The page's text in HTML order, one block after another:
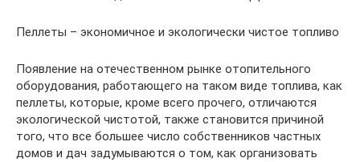
Пеллеты – экономичное и экологически чистое топливо
Появление на отечественном рынке отопительного
оборудования, работающего на таком виде топлива, как
пеллеты, которые, кроме всего прочего, отличаются
экологической чистотой, также становится причиной
того, что все большее число собственников частных
домов и дач задумываются о том, как организовать